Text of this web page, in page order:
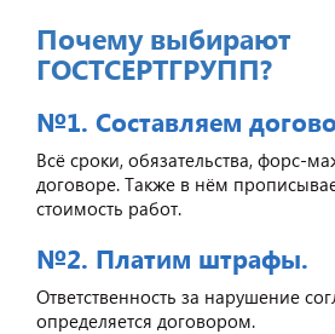
Почему выбирают
ГОСТСЕРТГРУПП?
№1. Составляем
Всё сроки, обязательства, форс-
договоре. Также в нём
стоимость работ.
№2. Платим штрафы.
Ответственность за нарушение
определяется договором.